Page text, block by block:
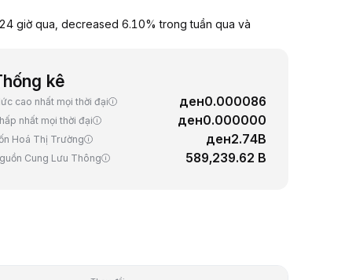
giờ qua, decreased 6.10% trong tuần qua và
kê
cao nhất mọi thời đại ден0.000086
nhất mọi thời đại ден0.000000
Hoá Thị Trường ден2.74B
Cung Lưu Thông 589,239.62 B